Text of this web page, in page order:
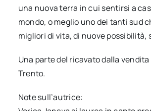
una nuova terra in cui sentirsi a
mondo, o meglio uno dei tanti sud
migliori di vita, di nuove
Una parte del ricavato dalla
Trento.
Note sull’autrice: